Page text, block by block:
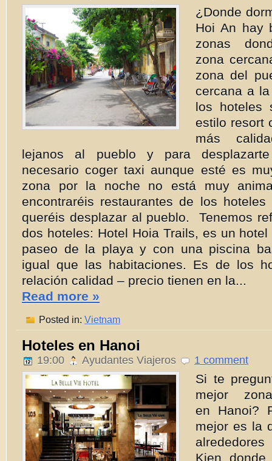
¿Donde
Hoi An hay
zonas
zona
zona del
cercana a
los hoteles
estilo resort
más
lejanos al pueblo y para
necesario coger taxi aunque esté es
zona por la noche no está muy
encontraréis restaurantes de los
queréis desplazar al pueblo. Tenemos
dos hoteles: Hotel Hoia Trails, es un
paseo de la playa y con una piscina
igual que las habitaciones. Es de los
relación calidad – precio tienen en la...
Read more »
Posted in: Vietnam
Hoteles en Hanoi
19:00 Ayudantes Viajeros 1 comment
Si te
mejor
en Hanoi?
mejor es la
Kien